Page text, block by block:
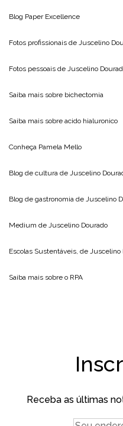
Blog Paper Excellence
Fotos profissionais de Juscelino
Fotos pessoais de Juscelino
Saiba mais sobre bichectomia
Saiba mais sobre acido hialuronico
Conheça Pamela Mello
Blog de cultura de Juscelino
Blog de gastronomia de Juscelino
Medium de Juscelino Dourado
Escolas Sustentáveis, de Juscelino
Saiba mais sobre o RPA
Receba as últimas